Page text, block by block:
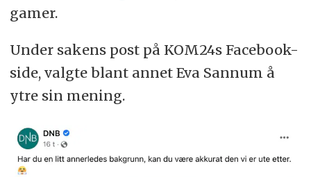
gamer.
Under sakens post på KOM24s Facebook-
side, valgte blant annet Eva Sannum å
ytre sin mening.